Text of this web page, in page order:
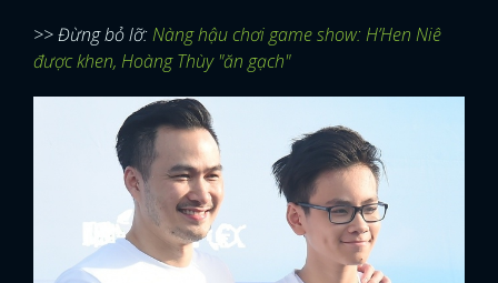
>> Đừng bỏ lỡ:Nàng hậu chơi game show: H’Hen Niê
được khen, Hoàng Thùy "ăn gạch"